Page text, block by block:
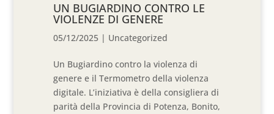
UN BUGIARDINO CONTRO LE
VIOLENZE DI GENERE
05/12/2025 | Uncategorized
Un Bugiardino contro la violenza di
genere e il Termometro della violenza
digitale. L’iniziativa è della consigliera di
parità della Provincia di Potenza, Bonito,